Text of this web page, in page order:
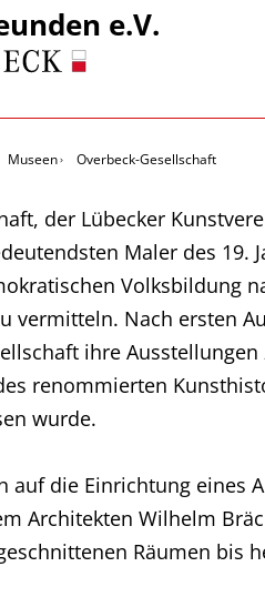
e.V.
Museen Overbeck-Gesellschaft
der Lübecker
Maler des
Volksbildung
vermitteln. Nach ersten
ihre
renommierten
wurde.
auf die Einrichtung eines
Architekten Wilhelm
Räumen bis